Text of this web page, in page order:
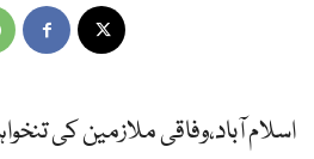
اسلام آباد،وفاقی ملازمین کی